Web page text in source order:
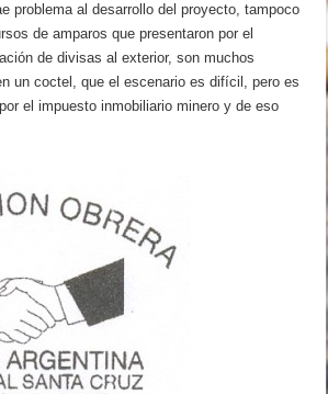
problema al desarrollo del proyecto, tampoco
de amparos que presentaron por el
de divisas al exterior, son muchos
un coctel, que el escenario es difícil, pero es
el impuesto inmobiliario minero y de eso